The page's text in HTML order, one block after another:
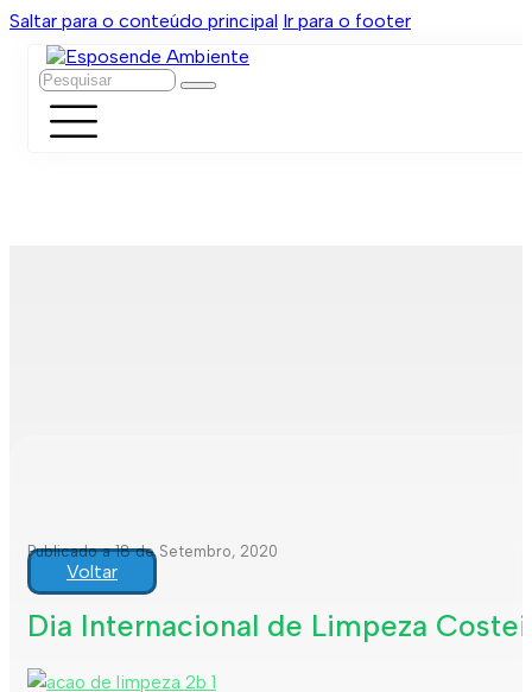
Saltar para o conteúdo principal Ir para o footer
Pesquisar
Publicado a 18 de Setembro, 2020
Voltar
Dia Internacional de Limpeza